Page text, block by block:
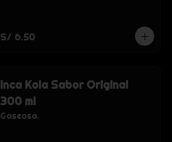
S/ 6.50
Inca Kola Sabor Original
300 ml
Gaseosa.